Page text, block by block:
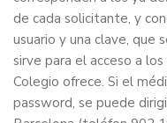
de cada solicitante, y
usuario y una clave, que
sirve para el acceso a
Colegio ofrece. Si el
password, se puede